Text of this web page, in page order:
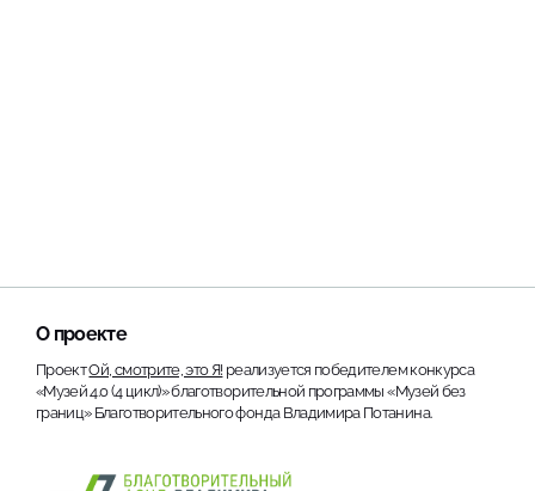
О проекте
ПроектОй, смотрите, это Я! реализуется победителем конкурса
«Музей 4.0 (4 цикл)» благотворительной программы «Музей без
границ» Благотворительного фонда Владимира Потанина.